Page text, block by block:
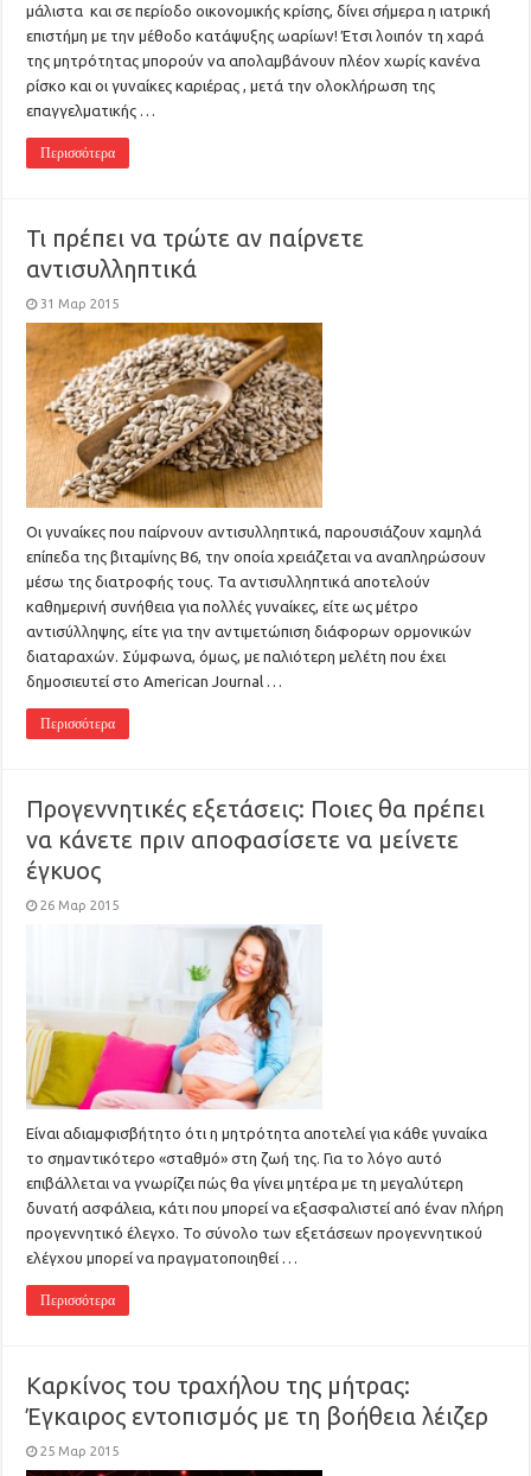
μάλιστα και σε περίοδο οικονομικής κρίσης, δίνει σήμερα η ιατρική
επιστήμη με την μέθοδο κατάψυξης ωαρίων! Έτσι λοιπόν τη χαρά
της μητρότητας μπορούν να απολαμβάνουν πλέον χωρίς κανένα
ρίσκο και οι γυναίκες καριέρας , μετά την ολοκλήρωση της
επαγγελματικής …
Περισσότερα
Τι πρέπει να τρώτε αν παίρνετε
αντισυλληπτικά
31 Μαρ 2015
Οι γυναίκες που παίρνουν αντισυλληπτικά, παρουσιάζουν χαμηλά
επίπεδα της βιταμίνης Β6, την οποία χρειάζεται να αναπληρώσουν
μέσω της διατροφής τους. Τα αντισυλληπτικά αποτελούν
καθημερινή συνήθεια για πολλές γυναίκες, είτε ως μέτρο
αντισύλληψης, είτε για την αντιμετώπιση διάφορων ορμονικών
διαταραχών. Σύμφωνα, όμως, με παλιότερη μελέτη που έχει
δημοσιευτεί στο American Journal …
Περισσότερα
Προγεννητικές εξετάσεις: Ποιες θα πρέπει
να κάνετε πριν αποφασίσετε να μείνετε
έγκυος
26 Μαρ 2015
Είναι αδιαμφισβήτητο ότι η μητρότητα αποτελεί για κάθε γυναίκα
το σημαντικότερο «σταθμό» στη ζωή της. Για το λόγο αυτό
επιβάλλεται να γνωρίζει πώς θα γίνει μητέρα με τη μεγαλύτερη
δυνατή ασφάλεια, κάτι που μπορεί να εξασφαλιστεί από έναν πλήρη
προγεννητικό έλεγχο. Το σύνολο των εξετάσεων προγεννητικού
ελέγχου μπορεί να πραγματοποιηθεί …
Περισσότερα
Καρκίνος του τραχήλου της μήτρας:
Έγκαιρος εντοπισμός με τη βοήθεια λέιζερ
25 Μαρ 2015